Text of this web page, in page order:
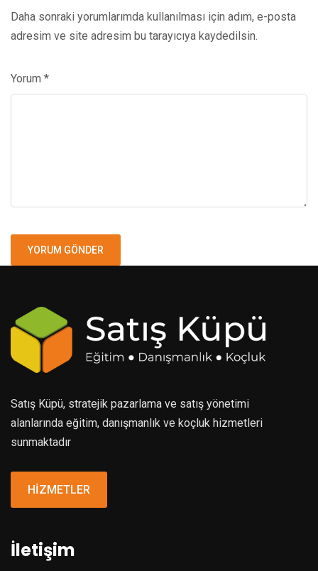
Daha sonraki yorumlarımda kullanılması için adım, e-posta
adresim ve site adresim bu tarayıcıya kaydedilsin.
Yorum *
Satış Küpü, stratejik pazarlama ve satış yönetimi
alanlarında eğitim, danışmanlık ve koçluk hizmetleri
sunmaktadır
HİZMETLER
İletişim